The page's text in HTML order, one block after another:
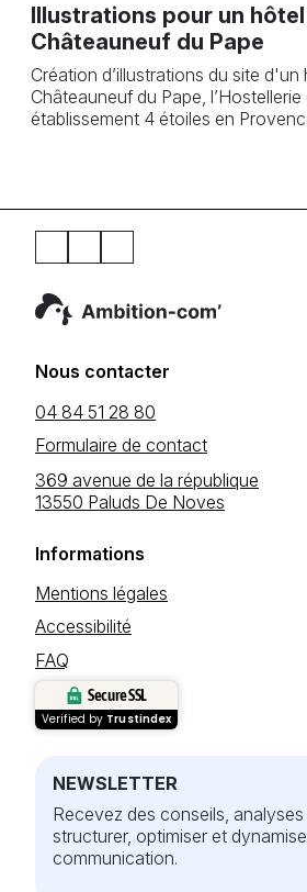
Illustrations pour un
Châteauneuf du Pape
Création d’illustrations du site d'un
Châteauneuf du Pape,
établissement 4 étoiles en
Nous contacter
04 84 51 28 80
Formulaire de contact
369 avenue de la république
13550 Paluds De Noves
Informations
Mentions légales
Accessibilité
FAQ
Secure SSL
Verified by Trustindex
NEWSLETTER
Recevez des conseils,
structurer, optimiser et
communication.